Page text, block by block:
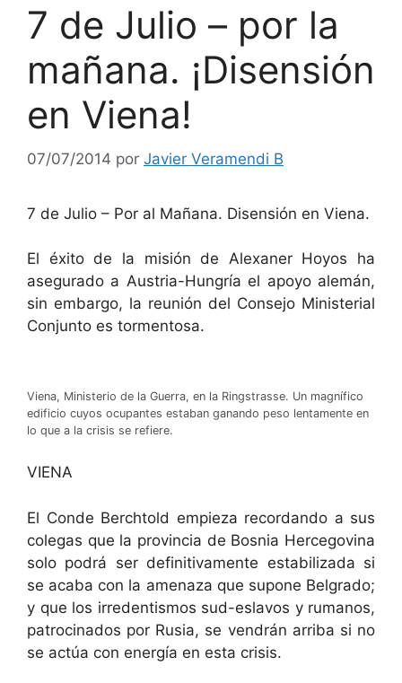
7 de Julio – por la
mañana. ¡Disensión
en Viena!
07/07/2014 por Javier Veramendi B
7 de Julio – Por al Mañana. Disensión en Viena.
El éxito de la misión de Alexaner Hoyos ha
asegurado a Austria-Hungría el apoyo alemán,
sin embargo, la reunión del Consejo Ministerial
Conjunto es tormentosa.
Viena, Ministerio de la Guerra, en la Ringstrasse. Un magnífico
edificio cuyos ocupantes estaban ganando peso lentamente en
lo que a la crisis se refiere.
VIENA
El Conde Berchtold empieza recordando a sus
colegas que la provincia de Bosnia Hercegovina
solo podrá ser definitivamente estabilizada si
se acaba con la amenaza que supone Belgrado;
y que los irredentismos sud-eslavos y rumanos,
patrocinados por Rusia, se vendrán arriba si no
se actúa con energía en esta crisis.